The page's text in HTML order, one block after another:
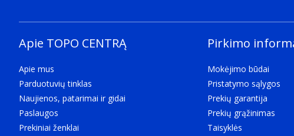
Apie TOPO CENTRĄ
Apie mus
Parduotuvių tinklas
Naujienos, patarimai ir gidai
Paslaugos
Prekiniai ženklai
Pirkimo
Mokėjimo būdai
Pristatymo sąlygos
Prekių garantija
Prekių grąžinimas
Taisyklės